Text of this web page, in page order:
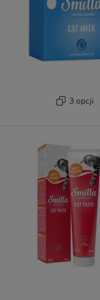
3 opcji